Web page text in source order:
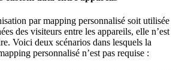
par mapping personnalisé soit utilisée
des visiteurs entre les appareils, elle n’est
Voici deux scénarios dans lesquels la
personnalisé n’est pas requise :